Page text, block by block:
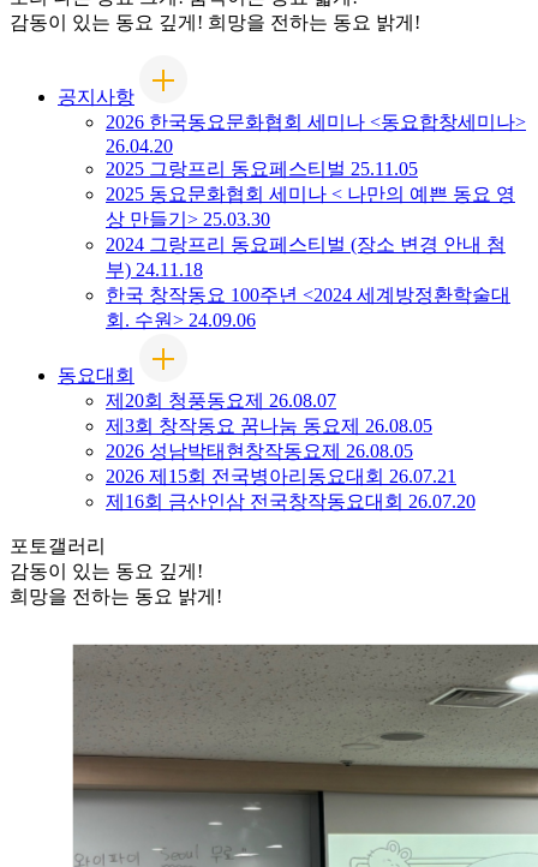
감동이 있는 동요 깊게! 희망을 전하는 동요 밝게!
공지사항
2026 한국동요문화협회 세미나 <동요합창세미나>
26.04.20
2025 그랑프리 동요페스티벌 25.11.05
2025 동요문화협회 세미나 < 나만의 예쁜 동요 영
상 만들기> 25.03.30
2024 그랑프리 동요페스티벌 (장소 변경 안내 첨
부) 24.11.18
한국 창작동요 100주년 <2024 세계방정환학술대
회. 수원> 24.09.06
동요대회
제20회 청풍동요제 26.08.07
제3회 창작동요 꿈나눔 동요제 26.08.05
2026 성남박태현창작동요제 26.08.05
2026 제15회 전국병아리동요대회 26.07.21
제16회 금산인삼 전국창작동요대회 26.07.20
포토갤러리
감동이 있는 동요 깊게!
희망을 전하는 동요 밝게!